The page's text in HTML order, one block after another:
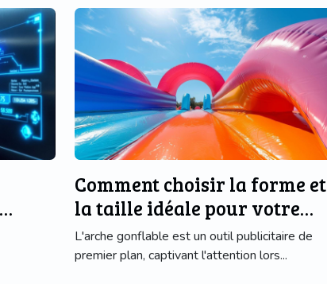
Comment choisir la forme et
la taille idéale pour votre
arche gonflable
L'arche gonflable est un outil publicitaire de
premier plan, captivant l'attention lors...